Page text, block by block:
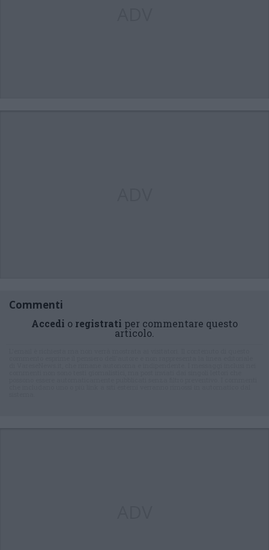
Commenti
Accedi o registrati per commentare questo
articolo.